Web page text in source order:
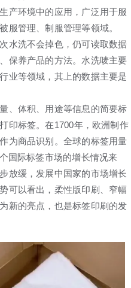
产环境中的应用，广泛用于服
服管理、制服管理等领域。
水洗不会掉色，仍可读取数据
保养产品的方法。水洗唛主要
业等领域，其上的数据主要是
、体积、用途等信息的简要标
印标签。在1700年，欧洲制作
为商品识别。全球的标签用量
国际标签市场的增长情况来
放缓，发展中国家的市场增长
可以看出，柔性版印刷、窄幅
新的亮点，也是标签印刷的发